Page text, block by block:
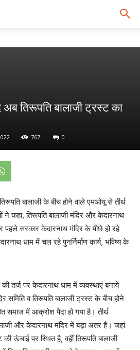
अब तिरूपति बालाजी ट्रस्ट का
767 0
बालाजी के बीच होने वाले एमओयू से तीर्थ
ने कहा, तिरूपति बालाजी मंदिर और केदारनाथ
सरकार केदारनाथ मंदिर के पीछे हो रहे
धाम में चल रहे पुनर्निर्माण कार्य, भविष्य के
तर्ज पर केदारनाथ धाम में व्यवस्थाएं बनाये
समिति व तिरूपति बालाजी ट्रस्ट के बीच होने
समाज में आक्रोश पैदा हो गया है। तीर्थ
और केदारनाथ मंदिर में बड़ा अंतर है। जहां
ऊंचाई पर स्थित है, वहीं तिरूपति बालाजी